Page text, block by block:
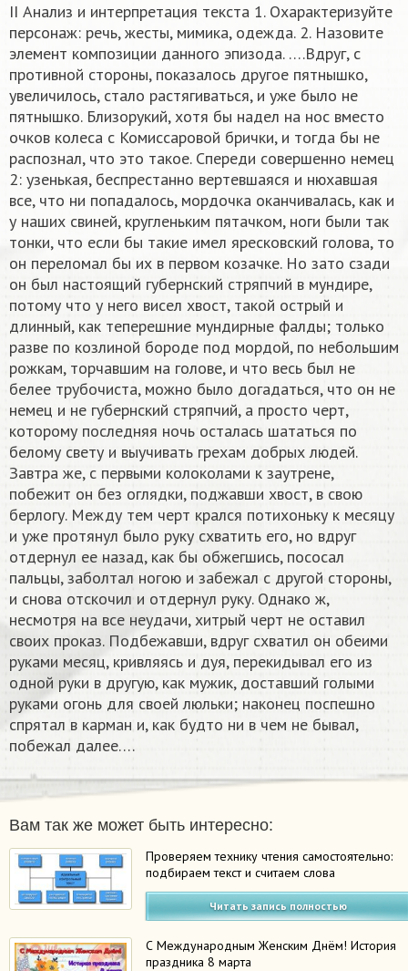
II Анализ и интерпретация текста 1. Охарактеризуйте
персонаж: речь, жесты, мимика, одежда. 2. Назовите
элемент композиции данного эпизода. ….Вдруг, с
противной стороны, показалось другое пятнышко,
увеличилось, стало растягиваться, и уже было не
пятнышко. Близорукий, хотя бы надел на нос вместо
очков колеса с Комиссаровой брички, и тогда бы не
распознал, что это такое. Спереди совершенно немец
2: узенькая, беспрестанно вертевшаяся и нюхавшая
все, что ни попадалось, мордочка оканчивалась, как и
у наших свиней, кругленьким пятачком, ноги были так
тонки, что если бы такие имел яресковский голова, то
он переломал бы их в первом козачке. Но зато сзади
он был настоящий губернский стряпчий в мундире,
потому что у него висел хвост, такой острый и
длинный, как теперешние мундирные фалды; только
разве по козлиной бороде под мордой, по небольшим
рожкам, торчавшим на голове, и что весь был не
белее трубочиста, можно было догадаться, что он не
немец и не губернский стряпчий, а просто черт,
которому последняя ночь осталась шататься по
белому свету и выучивать грехам добрых людей.
Завтра же, с первыми колоколами к заутрене,
побежит он без оглядки, поджавши хвост, в свою
берлогу. Между тем черт крался потихоньку к месяцу
и уже протянул было руку схватить его, но вдруг
отдернул ее назад, как бы обжегшись, пососал
пальцы, заболтал ногою и забежал с другой стороны,
и снова отскочил и отдернул руку. Однако ж,
несмотря на все неудачи, хитрый черт не оставил
своих проказ. Подбежавши, вдруг схватил он обеими
руками месяц, кривляясь и дуя, перекидывал его из
одной руки в другую, как мужик, доставший голыми
руками огонь для своей люльки; наконец поспешно
спрятал в карман и, как будто ни в чем не бывал,
побежал далее….​
Вам так же может быть интересно:
Проверяем технику чтения самостоятельно:
подбираем текст и считаем слова
Читать запись полностью
С Международным Женским Днём! История
праздника 8 марта